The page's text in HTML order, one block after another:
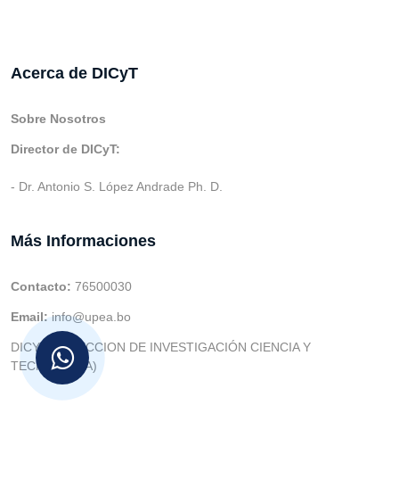
Acerca de DICyT
Sobre Nosotros
Director de DICyT:
- Dr. Antonio S. López Andrade Ph. D.
Más Informaciones
Contacto: 76500030
Email:info@upea.bo
DICYT (DIRECCION DE INVESTIGACIÓN CIENCIA Y
TECNOLOGIA)